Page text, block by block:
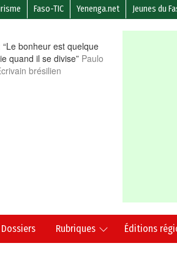
Faso-TIC Yenenga.net Jeunes du
“Le bonheur est quelque
quand il se divise” Paulo
brésilien
Dossiers Rubriques Éditions